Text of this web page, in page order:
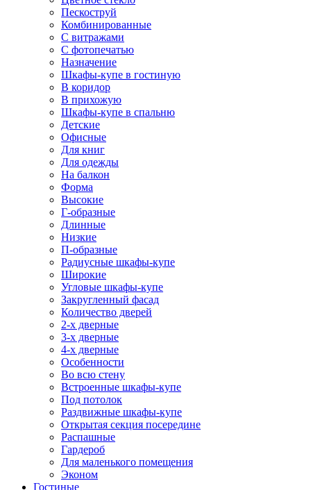
Пескоструй
Комбинированные
С витражами
С фотопечатью
Назначение
Шкафы-купе в гостиную
В коридор
В прихожую
Шкафы-купе в спальню
Детские
Офисные
Для книг
Для одежды
На балкон
Форма
Высокие
Г-образные
Длинные
Низкие
П-образные
Радиусные шкафы-купе
Широкие
Угловые шкафы-купе
Закругленный фасад
Количество дверей
2-х дверные
3-х дверные
4-х дверные
Особенности
Во всю стену
Встроенные шкафы-купе
Под потолок
Раздвижные шкафы-купе
Открытая секция посередине
Распашные
Гардероб
Для маленького помещения
Эконом
Гостиные